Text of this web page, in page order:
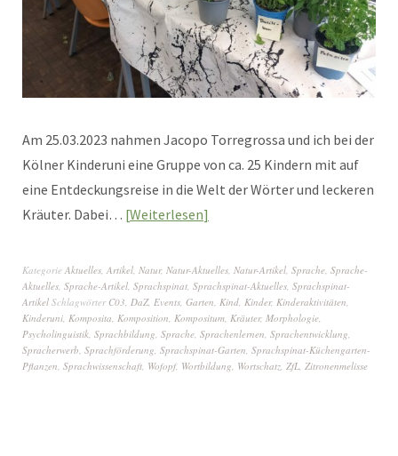
Am 25.03.2023 nahmen Jacopo Torregrossa und ich bei der
Kölner Kinderuni eine Gruppe von ca. 25 Kindern mit auf
eine Entdeckungsreise in die Welt der Wörter und leckeren
Kräuter. Dabei… Weiterlesen
Kategorie Aktuelles Artikel Natur, Natur-Aktuelles Natur-Artikel Sprache Sprache-
Aktuelles Sprache-Artikel Sprachspinat Sprachspinat-Aktuelles Sprachspinat-
Artikel Schlagwörter C03 DaZ, Events Garten Kind Kinder, Kinderaktivitäten
Kinderuni Komposita Komposition Kompositum Kräuter, Morphologie
Psycholinguistik Sprachbildung Sprache Sprachenlernen Sprachentwicklung
Spracherwerb Sprachförderung Sprachspinat-Garten Sprachspinat-Küchengarten-
Pflanzen Sprachwissenschaft Wofopf, Wortbildung Wortschatz ZfL Zitronenmelisse